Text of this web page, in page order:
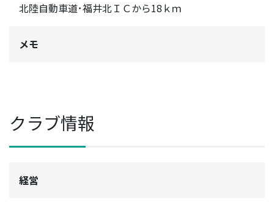
北陸自動車道･福井北ＩＣから18ｋｍ
メモ
クラブ情報
経営